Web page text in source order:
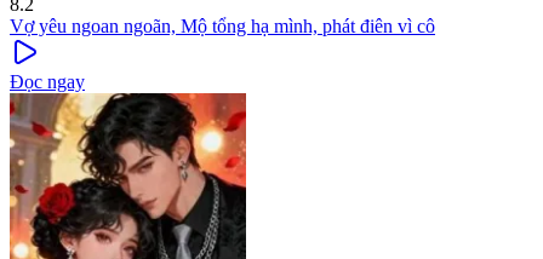
Vợ yêu ngoan ngoãn, Mộ tổng hạ mình, phát điên vì cô
Đọc ngay